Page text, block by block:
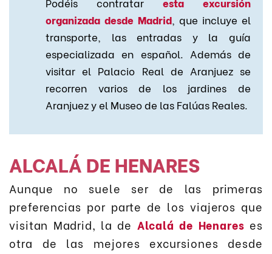
organizada desde Madrid, que incluye el
transporte, las entradas y la guía
especializada en español. Además de
visitar el Palacio Real de Aranjuez se
recorren varios de los jardines de
Aranjuez y el Museo de las Falúas Reales.
ALCALÁ DE HENARES
Aunque no suele ser de las primeras
preferencias por parte de los viajeros que
visitan Madrid, la de Alcalá de Henares es
otra de las mejores excursiones desde